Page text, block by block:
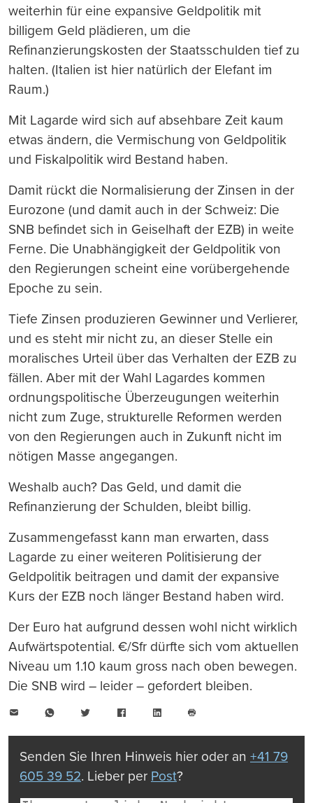
weiterhin für eine expansive Geldpolitik mit
billigem Geld plädieren, um die
Refinanzierungskosten der Staatsschulden tief zu
halten. (Italien ist hier natürlich der Elefant im
Raum.)
Mit Lagarde wird sich auf absehbare Zeit kaum
etwas ändern, die Vermischung von Geldpolitik
und Fiskalpolitik wird Bestand haben.
Damit rückt die Normalisierung der Zinsen in der
Eurozone (und damit auch in der Schweiz: Die
SNB befindet sich in Geiselhaft der EZB) in weite
Ferne. Die Unabhängigkeit der Geldpolitik von
den Regierungen scheint eine vorübergehende
Epoche zu sein.
Tiefe Zinsen produzieren Gewinner und Verlierer,
und es steht mir nicht zu, an dieser Stelle ein
moralisches Urteil über das Verhalten der EZB zu
fällen. Aber mit der Wahl Lagardes kommen
ordnungspolitische Überzeugungen weiterhin
nicht zum Zuge, strukturelle Reformen werden
von den Regierungen auch in Zukunft nicht im
nötigen Masse angegangen.
Weshalb auch? Das Geld, und damit die
Refinanzierung der Schulden, bleibt billig.
Zusammengefasst kann man erwarten, dass
Lagarde zu einer weiteren Politisierung der
Geldpolitik beitragen und damit der expansive
Kurs der EZB noch länger Bestand haben wird.
Der Euro hat aufgrund dessen wohl nicht wirklich
Aufwärtspotential. €/Sfr dürfte sich vom aktuellen
Niveau um 1.10 kaum gross nach oben bewegen.
Die SNB wird – leider – gefordert bleiben.
WhatsAppTwitter FacebookLinkedIn
drucken
Senden Sie Ihren Hinweis hier oder an +41 79
605 39 52. Lieber per Post?